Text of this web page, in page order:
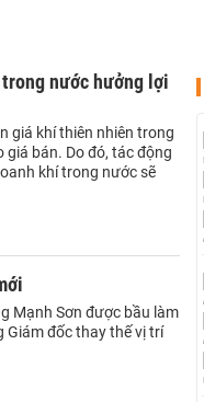
nước hưởng lợi
giá khí thiên nhiên trong
giá bán. Do đó, tác động
khí trong nước sẽ
Mạnh Sơn được bầu làm
Giám đốc thay thế vị trí